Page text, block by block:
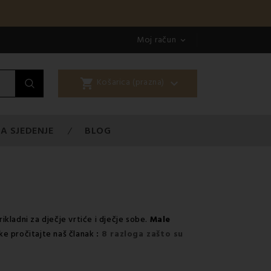
Moj račun 
shopping_cart Košarica (prazna) 
SJEDENJE BLOG
za dječje vrtiće i dječje sobe. Male
pročitajte naš članak : 8 razloga zašto su